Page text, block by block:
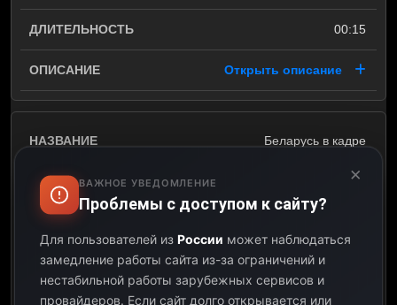
00:15
Открыть описание
Беларусь в кадре
10:15
×
ВАЖНОЕ УВЕДОМЛЕНИЕ
Проблемы с доступом к сайту?
Для пользователей из России может наблюдаться
замедление работы сайта из-за ограничений и
нестабильной работы зарубежных сервисов и
провайдеров. Если сайт долго открывается или